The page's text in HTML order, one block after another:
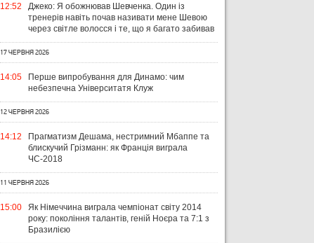
12:52
Джеко: Я обожнював Шевченка. Один із
тренерів навіть почав називати мене Шевою
через світле волосся і те, що я багато забивав
17 ЧЕРВНЯ 2026
14:05
Перше випробування для Динамо: чим
небезпечна Університатя Клуж
12 ЧЕРВНЯ 2026
14:12
Прагматизм Дешама, нестримний Мбаппе та
блискучий Грізманн: як Франція виграла
ЧС-2018
11 ЧЕРВНЯ 2026
15:00
Як Німеччина виграла чемпіонат світу 2014
року: покоління талантів, геній Ноєра та 7:1 з
Бразилією